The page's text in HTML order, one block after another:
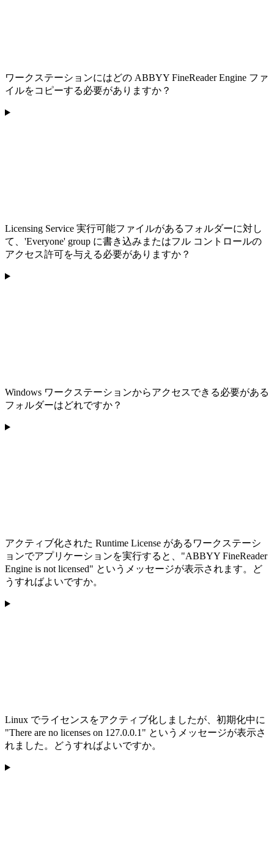
ワークステーションにはどの ABBYY FineReader Engine ファ
イルをコピーする必要がありますか？
Licensing Service 実行可能ファイルがあるフォルダーに対し
て、'Everyone' group に書き込みまたはフル コントロールの
アクセス許可を与える必要がありますか？
Windows ワークステーションからアクセスできる必要がある
フォルダーはどれですか？
アクティブ化された Runtime License があるワークステーシ
ョンでアプリケーションを実行すると、"ABBYY FineReader
Engine is not licensed" というメッセージが表示されます。ど
うすればよいですか。
Linux でライセンスをアクティブ化しましたが、初期化中に
"There are no licenses on 127.0.0.1" というメッセージが表示さ
れました。どうすればよいですか。